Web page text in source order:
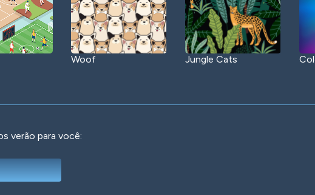
Woof Jungle Cats
verão para você: